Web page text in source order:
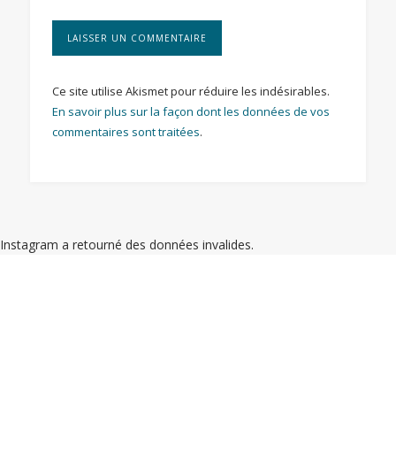
Ce site utilise Akismet pour réduire les indésirables.
En savoir plus sur la façon dont les données de vos
commentaires sont traitées.
Instagram a retourné des données invalides.